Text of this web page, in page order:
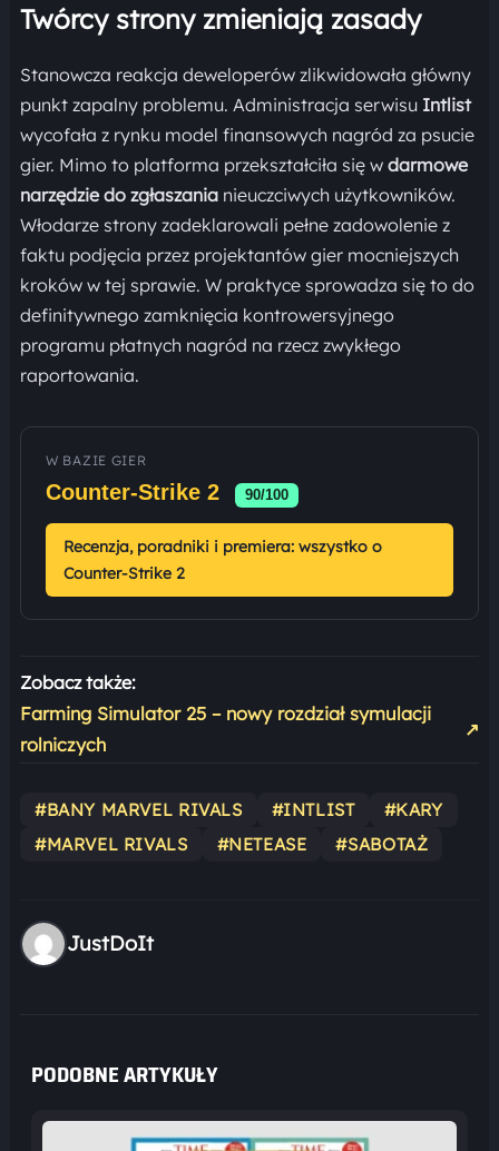
Twórcy strony zmieniają zasady
Stanowcza reakcja deweloperów zlikwidowała główny
punkt zapalny problemu. Administracja serwisu Intlist
wycofała z rynku model finansowych nagród za psucie
gier. Mimo to platforma przekształciła się w darmowe
narzędzie do zgłaszanianieuczciwych użytkowników.
Włodarze strony zadeklarowali pełne zadowolenie z
faktu podjęcia przez projektantów gier mocniejszych
kroków w tej sprawie. W praktyce sprowadza się to do
definitywnego zamknięcia kontrowersyjnego
programu płatnych nagród na rzecz zwykłego
raportowania.
W BAZIE GIER
Counter-Strike 2 90/100
Recenzja, poradniki i premiera: wszystko o
Counter-Strike 2
Zobacz także:
Farming Simulator 25 – nowy rozdział symulacji
rolniczych
↗
#BANY MARVEL RIVALS #INTLIST
#KARY
#MARVEL RIVALS
#NETEASE #SABOTAŻ
JustDoIt
PODOBNE ARTYKUŁY